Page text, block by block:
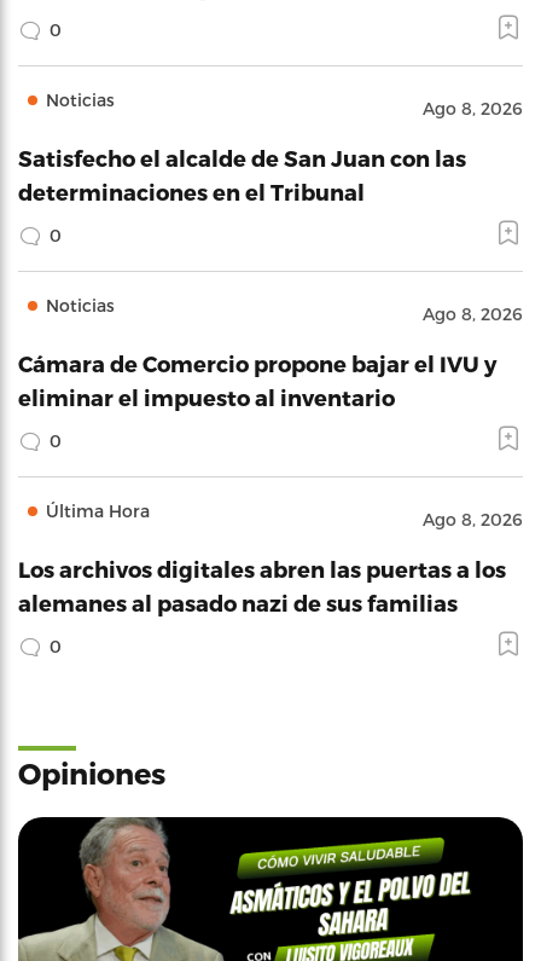
0
Noticias Ago 8, 2026
Satisfecho el alcalde de San Juan con las
determinaciones en el Tribunal
0
Noticias Ago 8, 2026
Cámara de Comercio propone bajar el IVU y
eliminar el impuesto al inventario
0
Última Hora Ago 8, 2026
Los archivos digitales abren las puertas a los
alemanes al pasado nazi de sus familias
0
Opiniones